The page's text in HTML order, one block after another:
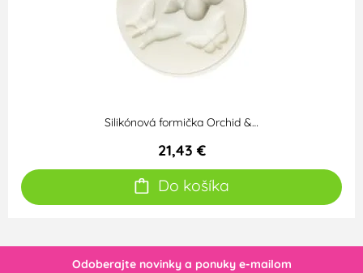
Silikónová formička Orchid &…
21,43 €
Do košíka
Odoberajte novinky a ponuky e-mailom